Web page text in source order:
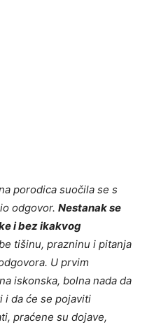
porodica suočila se s
odgovor. Nestanak se
i bez ikakvog
tišinu, prazninu i pitanja
U prvim
iskonska, bolna nada da
i da će se pojaviti
praćene su dojave,